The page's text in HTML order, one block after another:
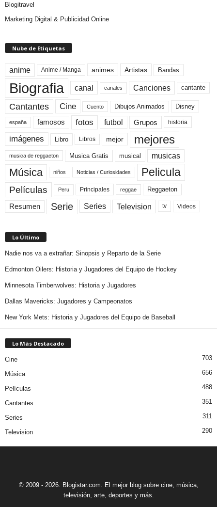
Blogitravel
Marketing Digital & Publicidad Online
Nube de Etiquetas
anime Anime / Manga animes Artistas Bandas
Biografia canal canales Canciones cantante
Cantantes Cine Cuento Dibujos Animados Disney
españa famosos fotos futbol Grupos historia
imágenes Libro Libros mejor mejores
musica de reggaeton Musica Gratis musical musicas
Música niños Noticias / Curiosidades Pelicula
Películas Peru Principales reggae Reggaeton
Resumen Serie Series Television tv Videos
Lo Último
Nadie nos va a extrañar: Sinopsis y Reparto de la Serie
Edmonton Oilers: Historia y Jugadores del Equipo de Hockey
Minnesota Timberwolves: Historia y Jugadores
Dallas Mavericks: Jugadores y Campeonatos
New York Mets: Historia y Jugadores del Equipo de Baseball
Lo Más Destacado
Cine 703
Música 656
Películas 488
Cantantes 351
Series 311
Television 290
© 2009 - 2026. Blogistar.com. El mejor blog sobre cine, música,
televisión, arte, deportes y más.